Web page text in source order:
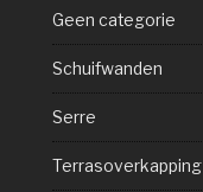
Geen categorie
Schuifwanden
Serre
Terrasoverkapping